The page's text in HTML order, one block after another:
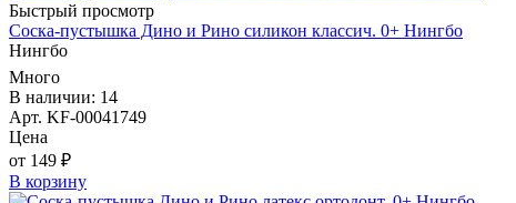
Быстрый просмотр
Соска-пустышка Дино и Рино силикон классич. 0+ Нингбо
Нингбо
Много
В наличии: 14
Арт. KF-00041749
Цена
от 149 ₽
В корзину